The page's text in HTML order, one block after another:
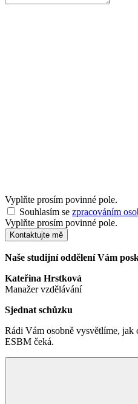
Vyplňte prosím povinné pole.
Souhlasím se zpracováním
Vyplňte prosím povinné pole.
Kontaktujte mě
Naše studijní oddělení Vám
Kateřina Hrstková
Manažer vzdělávání
Sjednat schůzku
Rádi Vám osobně vysvětlíme, jak
ESBM čeká.